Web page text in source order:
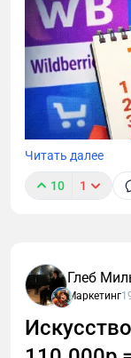
Читать далее
10 1
Глеб
Маркетинг